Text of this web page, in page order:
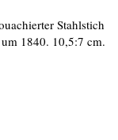
Stahlstich
1840. 10,5:7 cm.